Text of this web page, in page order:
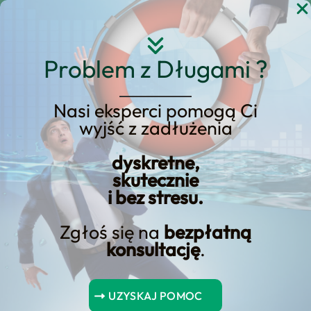
Problem z Długami ?
Nasi eksperci pomogą Ci
wyjść z zadłużenia
dyskretne,
skutecznie
i bez stresu.
Zgłoś się na bezpłatną
konsultację.
UZYSKAJ POMOC
Przejdź
Strona główna
Blog Kredyt123.pl
inwestycje długoterminowe
Zapewnij bezpieczeństwo
emerytalne poprzez
wyznaczone wypłaty
Pozwól, aby wyznaczone wypłaty emerytalne
zapewniły Ci spokojną starość i finansową stabilność –